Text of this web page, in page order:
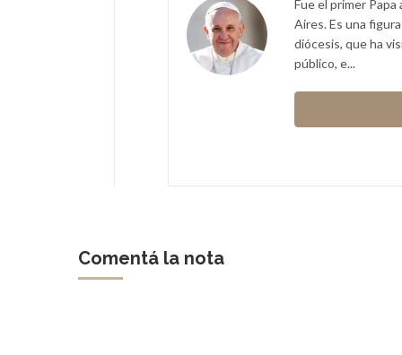
Fue el primer
Aires. Es una
diócesis, que ha
público, e...
Comentá la nota